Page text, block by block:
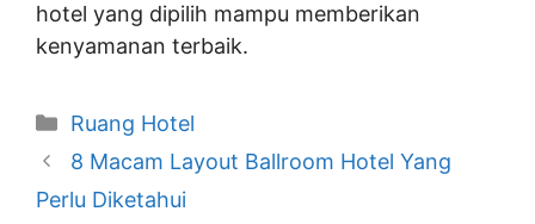
hotel yang dipilih mampu memberikan
kenyamanan terbaik.
Categories
Ruang Hotel
8 Macam Layout Ballroom Hotel Yang
Perlu Diketahui